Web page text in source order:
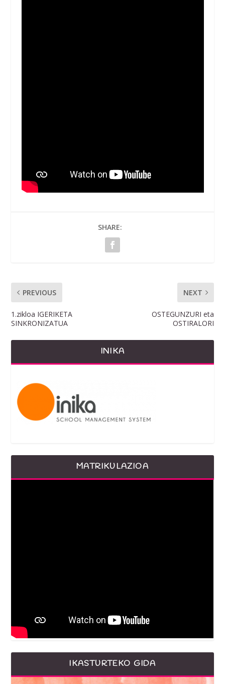
SHARE:
PREVIOUS
1.zikloa IGERIKETA
SINKRONIZATUA
NEXT
OSTEGUNZURI eta
OSTIRALORI
INIKA
MATRIKULAZIOA
IKASTURTEKO GIDA